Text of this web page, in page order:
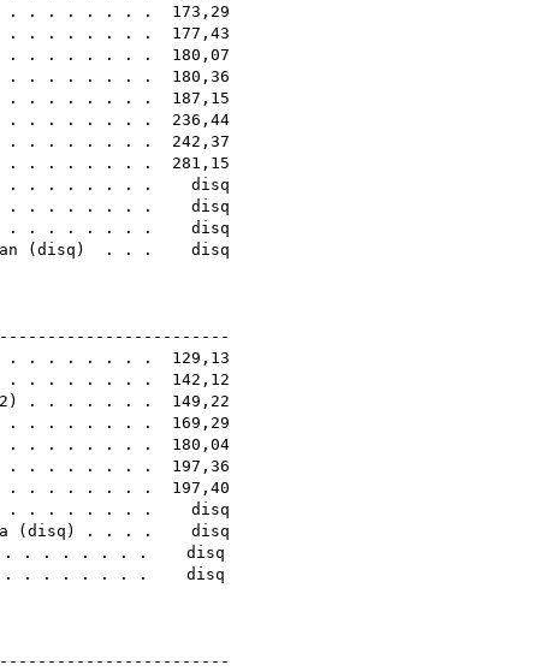
. . . . . . . 173,29
. . . . . . . 177,43
. . . . . . . . 180,07
. . . . . . . 180,36
. . . . . . . 187,15
. . . . . . . 236,44
. . . . . . . 242,37
. . . . . . . 281,15
. . . . . . . . disq
. . . . . . . . disq
. . . . . . . . disq
( disq ) . . . disq
. . . . . . . . 129,13
. . . . . . . 142,12
) . . . . . . . 149,22
. . . . . . . . 169,29
. . . . . . . 180,04
. . . . . . . 197,36
. . . . . . . . 197,40
. . . . . . . . disq
( disq ) . . . . disq
. . . . . . . disq
. . . . . . . disq